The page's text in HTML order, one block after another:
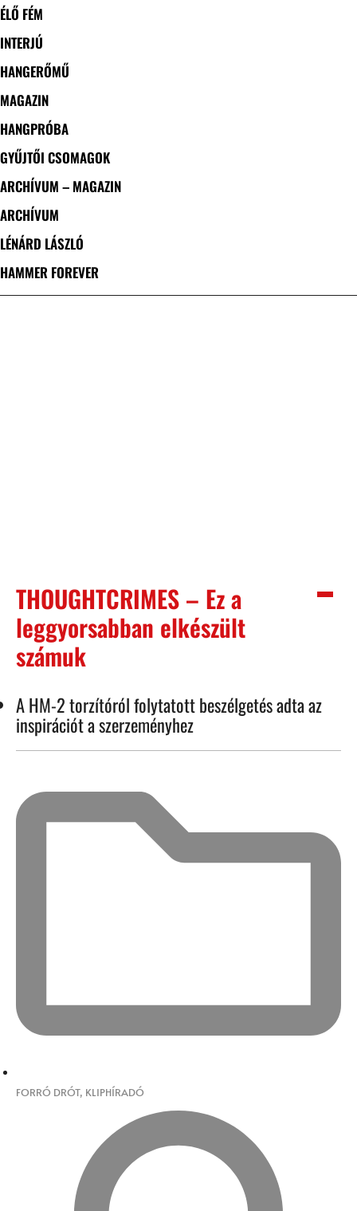
ÉLŐ FÉM
INTERJÚ
HANGERŐMŰ
MAGAZIN
HANGPRÓBA
GYŰJTŐI CSOMAGOK
ARCHÍVUM – MAGAZIN
ARCHÍVUM
LÉNÁRD LÁSZLÓ
HAMMER FOREVER
THOUGHTCRIMES – Ez a
leggyorsabban elkészült
számuk
A HM-2 torzítóról folytatott beszélgetés adta az
inspirációt a szerzeményhez
FORRÓ DRÓT, KLIPHÍRADÓ